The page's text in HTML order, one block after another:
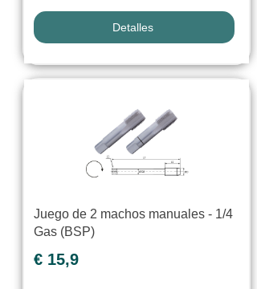
Detalles
Juego de 2 machos manuales - 1/4
Gas (BSP)
€ 15,9